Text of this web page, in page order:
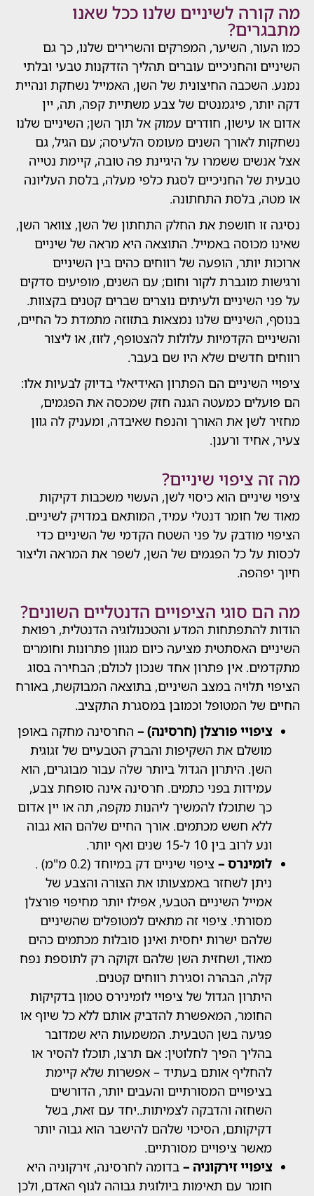
לשיניים שלנו ככל שאנו
השיער, המפרקים והשרירים שלנו, כך גם
והחניכיים עוברים תהליך הזדקנות טבעי ובלתי
החיצונית של השן, האמייל נשחקת ונהיית
פיגמנטים של צבע משתיית קפה, תה, יין
עישון, חודרים עמוק אל תוך השן; השיניים שלנו
לאורך השנים מעומס הלעיסה; עם הגיל, גם
ששמרו על היגיינת פה טובה, קיימת נטייה
החניכיים לסגת כלפי מעלה, בלסת העליונה
בלסת התחתונה.
חושפת את החלק התחתון של השן, צוואר השן,
באמייל. התוצאה היא מראה של שיניים
הופעה של רווחים כהים בין השיניים
מוגברת לקור וחום; עם השנים, מופיעים סדקים
ולעיתים נוצרים שברים קטנים בקצוות.
שלנו נמצאות בתזוזה מתמדת כל החיים,
הקדמיות עלולות להצטופף, לזוז, או ליצור
חדשים שלא היו שם בעבר.
הם הפתרון האידיאלי בדיוק לבעיות אלו:
כמעטה הגנה חזק שמכסה את הפגמים,
את האורך והנפח שאיבדה, ומעניק לה גוון
ורענן.
שיניים?
הוא כיסוי לשן, העשוי משכבות דקיקות
חומר דנטלי עמיד, המותאם במדויק לשיניים.
מודבק על פני השטח הקדמי של השיניים כדי
כל הפגמים של השן, לשפר את המראה וליצור
סוגי הציפויים הדנטליים השונים?
המדע והטכנולוגיה הדנטלית, רפואת
האסתטית מציעה כיום מגוון פתרונות וחומרים
אין פתרון אחד שנכון לכולם; הבחירה בסוג
תלויה במצב השיניים, בתוצאה המבוקשת, באורח
המטופל וכמובן במסגרת התקציב.
פורצלן (חרסינה) –החרסינה מחקה באופן
את השקיפות והברק הטבעיים של זגוגית
היתרון הגדול ביותר שלה עבור מבוגרים, הוא
בפני כתמים. חרסינה אינה סופחת צבע,
שתוכלו להמשיך ליהנות מקפה, תה או יין אדום
חשש מכתמים. אורך החיים שלהם הוא גבוה
בין 10 ל-15 שנים ואף יותר.
–
ציפוי שיניים דק במיוחד (0.2 מ"מ) .
לשחזר באמצעותו את הצורה והצבע של
השיניים הטבעי, אפילו יותר מחיפוי פורצלן
ציפוי זה מתאים למטופלים שהשיניים
ישרות יחסית ואינן סובלות מכתמים כהים
ושחזית השן שלהם זקוקה רק לתוספת נפח
הבהרה וסגירת רווחים קטנים.
הגדול של ציפויי לומינירס טמון בדקיקות
המאפשרת להדביק אותם ללא כל שיוף או
בשן הטבעית. המשמעות היא שמדובר
הפיך לחלוטין: אם תרצו, תוכלו להסיר או
אותם בעתיד – אפשרות שלא קיימת
המסורתיים והעבים יותר, הדורשים
והדבקה לצמיתות..יחד עם זאת, בשל
הסיכוי שלהם להישבר הוא גבוה יותר
ציפויים מסורתיים.
זירקוניה –בדומה לחרסינה, זירקוניה היא
עם תאימות ביולוגית גבוהה לגוף האדם, ולכן